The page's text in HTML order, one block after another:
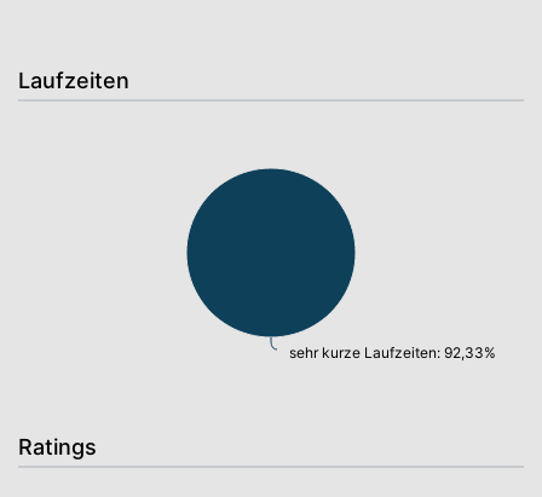
Laufzeiten
sehr kurze Laufzeiten: 92,33%
Ratings